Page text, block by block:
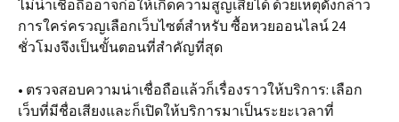
ไม่น่าเชื่อถืออาจก่อให้เกิดความสูญเสียได้ ด้วยเหตุดังกล่าว
การใคร่ครวญเลือกเว็บไซต์สำหรับ ซื้อหวยออนไลน์ 24
ชั่วโมงจึงเป็นขั้นตอนที่สำคัญที่สุด
• ตรวจสอบความน่าเชื่อถือแล้วก็เรื่องราวให้บริการ: เลือก
เว็บที่มีชื่อเสียงและก็เปิดให้บริการมาเป็นระยะเวลาที่